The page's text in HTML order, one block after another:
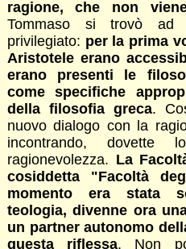
ragione, che non
Tommaso si trovò
privilegiato: per la prima
Aristotele erano
erano presenti le
come specifiche
della filosofia greca.
nuovo dialogo con la
incontrando, dovette
ragionevolezza. La
cosiddetta "Facoltà
momento era stata
teologia, divenne ora
un partner autonomo
questa riflessa. Non